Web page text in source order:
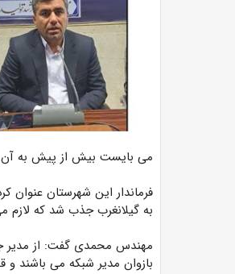
می بایست بیش از پیش به
فرماندار این شهرستان عنوان
به گیلانغرب جذب شد که لازم
مهندس محمدی گفت: از مدیر
بازوان مدیر شبکه می باشند